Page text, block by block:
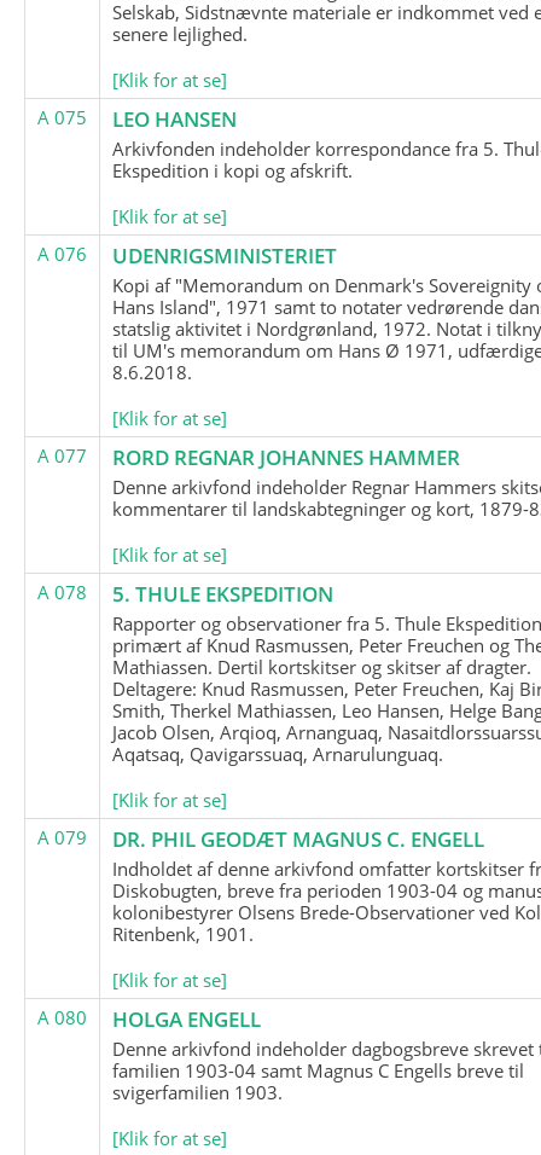
Selskab, Sidstnævnte materiale er indkommet ved
senere lejlighed.
[Klik for at se]
A 075
LEO HANSEN
Arkivfonden indeholder korrespondance fra 5.
Ekspedition i kopi og afskrift.
[Klik for at se]
A 076
UDENRIGSMINISTERIET
Kopi af "Memorandum on Denmark's Sovereignity
Hans Island", 1971 samt to notater vedrørende
statslig aktivitet i Nordgrønland, 1972. Notat i
til UM's memorandum om Hans Ø 1971,
8.6.2018.
[Klik for at se]
A 077
RORD REGNAR JOHANNES HAMMER
Denne arkivfond indeholder Regnar Hammers
kommentarer til landskabtegninger og kort, 1879-
[Klik for at se]
A 078
5. THULE EKSPEDITION
Rapporter og observationer fra 5. Thule
primært af Knud Rasmussen, Peter Freuchen og
Mathiassen. Dertil kortskitser og skitser af dragter.
Deltagere: Knud Rasmussen, Peter Freuchen, Kaj
Smith, Therkel Mathiassen, Leo Hansen, Helge
Jacob Olsen, Arqioq, Arnanguaq,
Aqatsaq, Qavigarssuaq, Arnarulunguaq.
[Klik for at se]
A 079
DR. PHIL GEODÆT MAGNUS C. ENGELL
Indholdet af denne arkivfond omfatter kortskitser
Diskobugten, breve fra perioden 1903-04 og
kolonibestyrer Olsens Brede-Observationer ved
Ritenbenk, 1901.
[Klik for at se]
A 080
HOLGA ENGELL
Denne arkivfond indeholder dagbogsbreve skrevet
familien 1903-04 samt Magnus C Engells breve til
svigerfamilien 1903.
[Klik for at se]